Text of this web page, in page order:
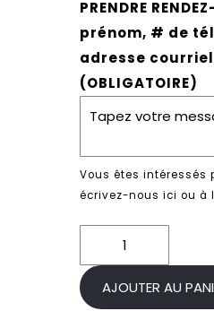
PRENDRE
prénom, # de
adresse courriel
(OBLIGATOIRE)
Vous êtes intéressés
écrivez-nous ici ou à
quantité
de
Stockholm
AJOUTER AU